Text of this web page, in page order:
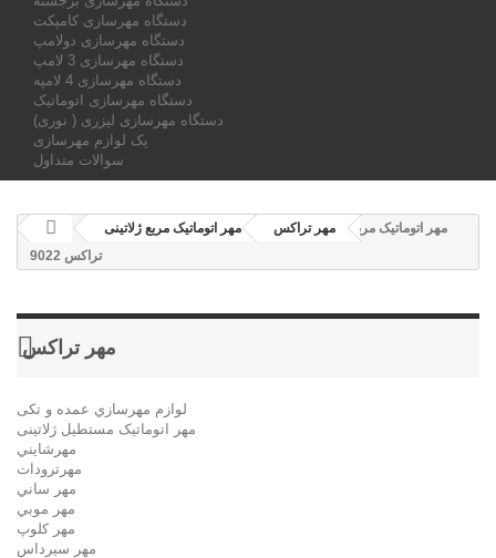
دستگاه مهرسازی کامپکت
دستگاه مهرسازی دولامپ
دستگاه مهرسازی 3 لامپ
دستگاه مهرسازی 4 لامپه
دستگاه مهرسازی اتوماتیک
دستگاه مهرسازی لیزری ( نوری)
پک لوازم مهرسازی
سوالات متداول
مهر اتوماتیک مربع ژلاتینی مهر تراکس
مهر اتوماتیک مربع
تراکس 9022
مهر تراکس
لوازم مهرسازي عمده و تکی
مهر اتوماتیک مستطيل ژلاتینی
مهرشايني
مهرترودات
مهر ساني
مهر موبي
مهر كلوپ
مهر سيرداس